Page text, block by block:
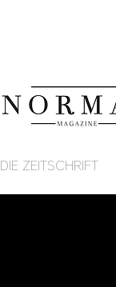
DIE ZEITSCHRIFT